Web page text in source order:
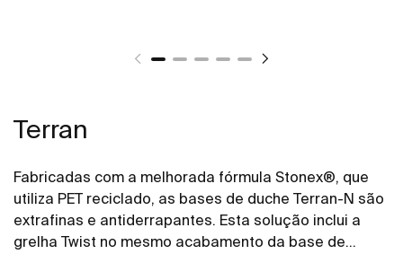
Terran
Fabricadas com a melhorada fórmula Stonex®, que
utiliza PET reciclado, as bases de duche Terran-N são
extrafinas e antiderrapantes. Esta solução inclui a
grelha Twist no mesmo acabamento da base de